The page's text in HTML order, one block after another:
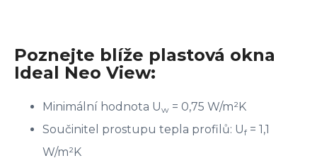
Poznejte blíže plastová okna
Ideal Neo View:
Minimální hodnota Uw = 0,75 W/m²K
Součinitel prostupu tepla profilů: Uf = 1,1
W/m²K